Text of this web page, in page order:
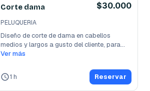
Corte dama $30.000
PELUQUERIA
Diseño de corte de dama en cabellos
medios y largos a gusto del cliente, para...
Ver más
1 h Reservar